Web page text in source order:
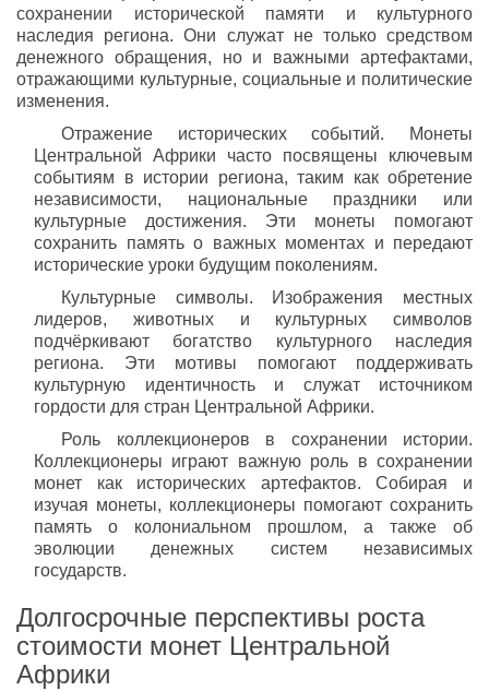
сохранении исторической памяти и культурного
наследия региона. Они служат не только средством
денежного обращения, но и важными артефактами,
отражающими культурные, социальные и политические
изменения.
Отражение исторических событий. Монеты
Центральной Африки часто посвящены ключевым
событиям в истории региона, таким как обретение
независимости, национальные праздники или
культурные достижения. Эти монеты помогают
сохранить память о важных моментах и передают
исторические уроки будущим поколениям.
Культурные символы. Изображения местных
лидеров, животных и культурных символов
подчёркивают богатство культурного наследия
региона. Эти мотивы помогают поддерживать
культурную идентичность и служат источником
гордости для стран Центральной Африки.
Роль коллекционеров в сохранении истории.
Коллекционеры играют важную роль в сохранении
монет как исторических артефактов. Собирая и
изучая монеты, коллекционеры помогают сохранить
память о колониальном прошлом, а также об
эволюции денежных систем независимых
государств.
Долгосрочные перспективы роста
стоимости монет Центральной
Африки